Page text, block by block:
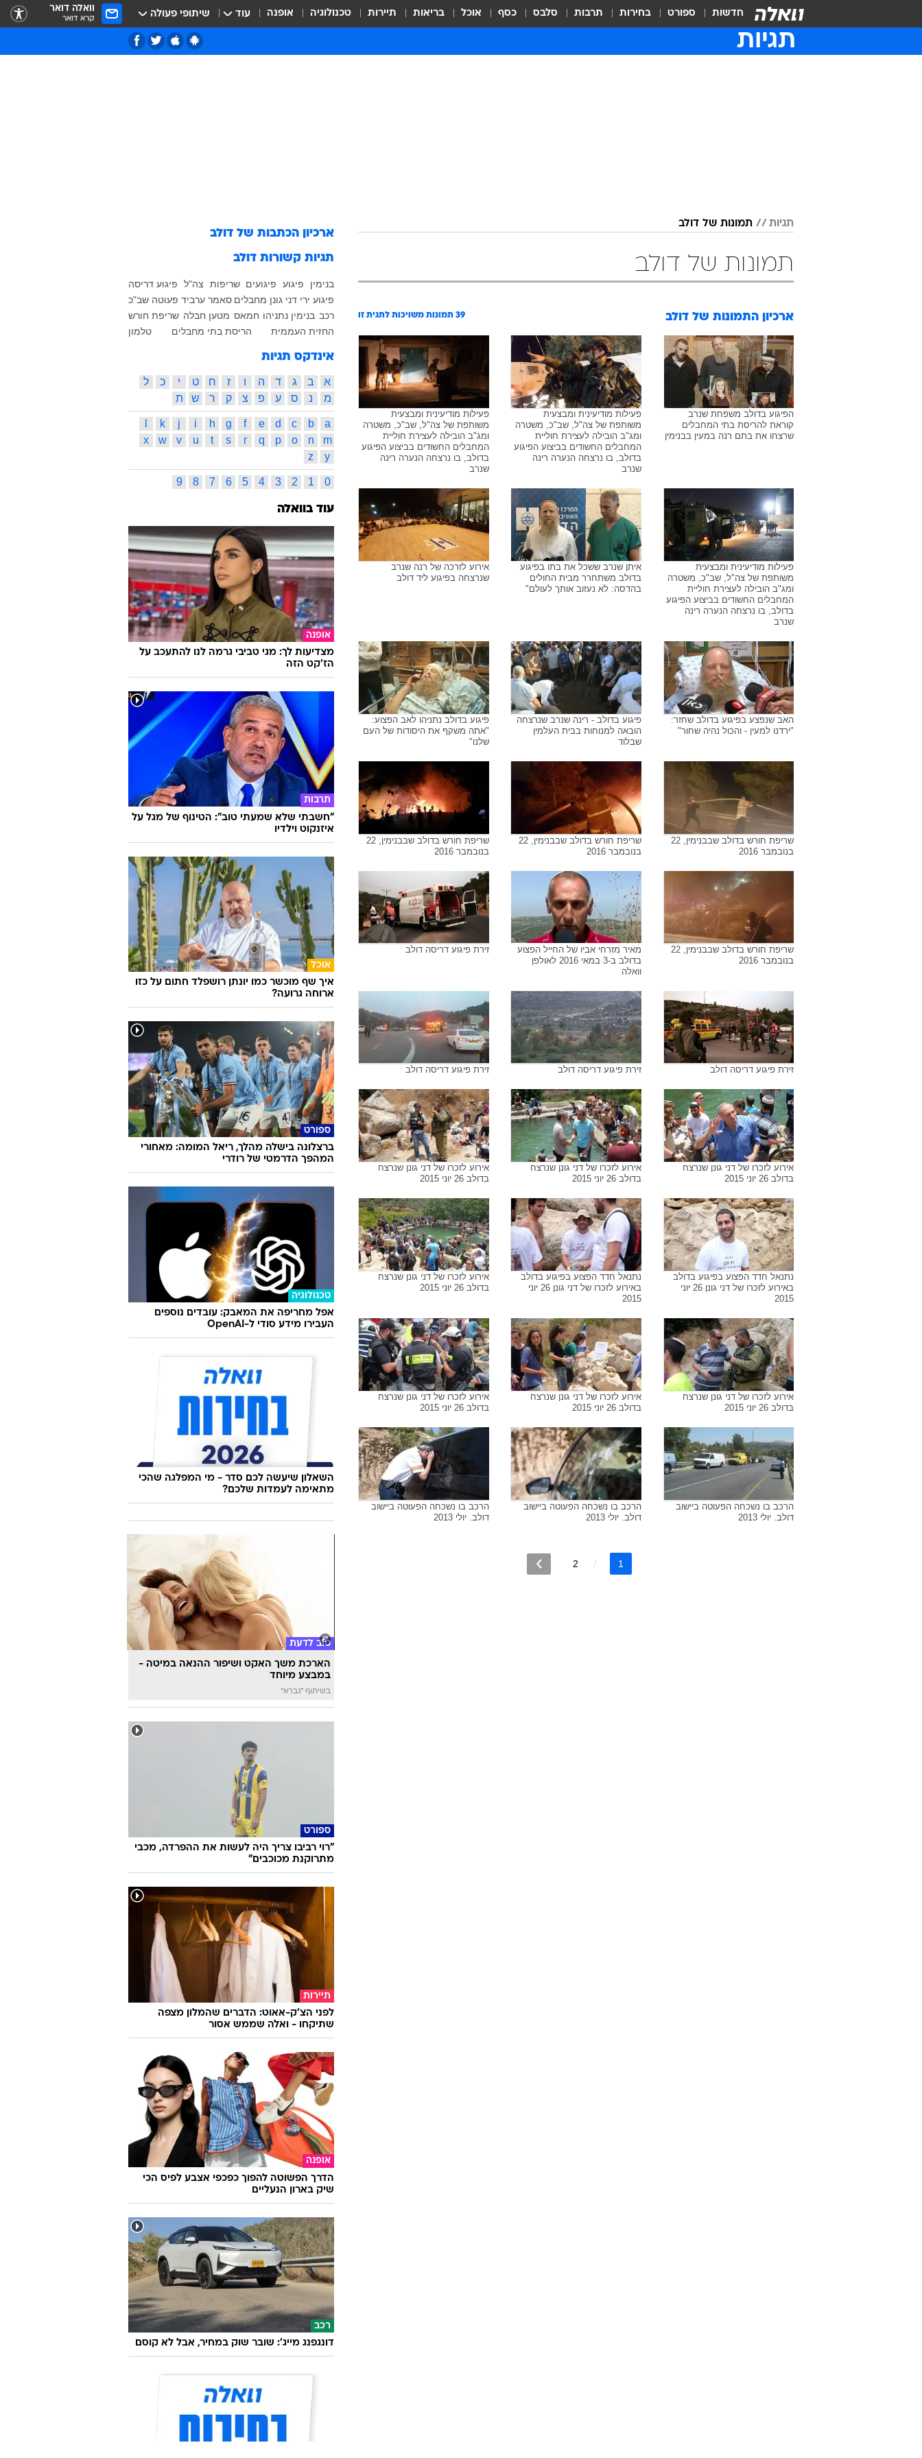
חדשות ספורט בחירות תרבות סלבס כסף אוכל בריאות תיירות טכנולוגיה אופנה עוד שיתופי פעולה וואלה דואר
קרא דואר
תגיות
תגיות תמונות של דולב
תמונות של דולב
ארכיון התמונות של דולב 39 תמונות משויכות לתגית זו
הפיגוע בדולב משפחת שנרב
קוראת להריסת בתי המחבלים
שרצחו את בתם רנה במעין בבנימין
פעילות מודיעינית ומבצעית
משותפת של צה"ל, שב"כ, משטרה
ומג"ב הובילה לעצירת חוליית
המחבלים החשודים בביצוע הפיגוע
בדולב, בו נרצחה הנערה רינה
שנרב
פעילות מודיעינית ומבצעית
משותפת של צה"ל, שב"כ, משטרה
ומג"ב הובילה לעצירת חוליית
המחבלים החשודים בביצוע הפיגוע
בדולב, בו נרצחה הנערה רינה
שנרב
פעילות מודיעינית ומבצעית
משותפת של צה"ל, שב"כ, משטרה
ומג"ב הובילה לעצירת חוליית
המחבלים החשודים בביצוע הפיגוע
בדולב, בו נרצחה הנערה רינה
שנרב
איתן שנרב ששכל את בתו בפיגוע
בדולב משתחרר מבית החולים
בהדסה: לא נעזוב אותך לעולם"
אירוע לזרכה של רנה שנרב
שנרצחה בפיגוע ליד דולב
האב שנפצע בפיגוע בדולב שחזר:
"ירדנו למעין - והכול נהיה שחור"
פיגוע בדולב - רינה שנרב שנרצחה
הובאה למנוחות בבית העלמין
שבלוד
פיגוע בדולב נתניהו לאב הפצוע:
"אתה משקף את היסודות של העם
שלנו"
שריפת חורש בדולב שבבנימין, 22
בנובמבר 2016
שריפת חורש בדולב שבבנימין, 22
בנובמבר 2016
שריפת חורש בדולב שבבנימין, 22
בנובמבר 2016
שריפת חורש בדולב שבבנימין, 22
בנובמבר 2016
מאיר מזרחי אביו של החייל הפצוע
בדולב ב-3 במאי 2016 לאולפן
וואלה
זירת פיגוע דריסה דולב
זירת פיגוע דריסה דולב זירת פיגוע דריסה דולב זירת פיגוע דריסה דולב
אירוע לזכרו של דני גונן שנרצח
בדולב 26 יוני 2015
אירוע לזכרו של דני גונן שנרצח
בדולב 26 יוני 2015
אירוע לזכרו של דני גונן שנרצח
בדולב 26 יוני 2015
נתנאל חדד הפצוע בפיגוע בדולב
באירוע לזכרו של דני גונן 26 יוני
2015
נתנאל חדד הפצוע בפיגוע בדולב
באירוע לזכרו של דני גונן 26 יוני
2015
אירוע לזכרו של דני גונן שנרצח
בדולב 26 יוני 2015
אירוע לזכרו של דני גונן שנרצח
בדולב 26 יוני 2015
אירוע לזכרו של דני גונן שנרצח
בדולב 26 יוני 2015
אירוע לזכרו של דני גונן שנרצח
בדולב 26 יוני 2015
הרכב בו נשכחה הפעוטה ביישוב
דולב. יולי 2013
הרכב בו נשכחה הפעוטה ביישוב
דולב. יולי 2013
הרכב בו נשכחה הפעוטה ביישוב
דולב. יולי 2013
1
2
ארכיון הכתבות של דולב
תגיות קשורות דולב
בנימין פיגוע פיגועים שריפות צה"ל
פיגוע דריסה
פיגוע ירי דני גונן מחבלים סאמר ערביד פעוטה שב"כ
רכב בנימין נתניהו חמאס מטען חבלה שריפת חורש
החזית העממית
הריסת בתי מחבלים טלמון
אינדקס תגיות
א ב ג ד ה ו ז ח ט י כ
ל
מ
נ ס ע פ צ ק ר ש ת
a
b
c
d
e
f
g
h
i
j
k
m
n
o
p
q
r
s
t
u
v
w
x
y
z
0
1
2
3
4
5
6
7
8
9
עוד בוואלה
אופנה
מצדיעות לך: מגי טביבי גרמה לנו להתעכב על
הז'קט הזה
תרבות
"חשבתי שלא שמעתי טוב": הטינוף של מגל על
איזנקוט וילדיו
אוכל
איך שף מוכשר כמו יונתן רושפלד חתום על כזו
ארוחה גרועה?
ספורט
ברצלונה בישלה מהלך, ריאל המומה: מאחורי
המהפך הדרמטי של רודרי
טכנולוגיה
אפל מחריפה את המאבק: עובדים נוספים
העבירו מידע סודי ל-OpenAI
השאלון שיעשה לכם סדר - מי המפלגה שהכי
מתאימה לעמדות שלכם?
טוב לדעת
הארכת משך האקט ושיפור ההנאה במיטה -
במבצע מיוחד
בשיתוף "גברא"
ספורט
"רוי רביבו צריך היה לעשות את ההפרדה, מכבי
מתרוקנת מכוכבים"
תיירות
לפני הצ'ק-אאוט: הדברים שהמלון מצפה
שתיקחו - ואלה שממש אסור
אופנה
הדרך הפשוטה להפוך כפכפי אצבע לפיס הכי
שיק בארון הנעליים
רכב
דונגפנג מייג': שובר שוק במחיר, אבל לא קוסם